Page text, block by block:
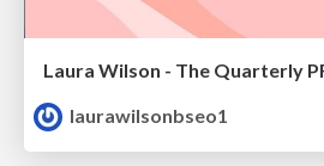
Laura Wilson - The Quarterly
laurawilsonbseo1